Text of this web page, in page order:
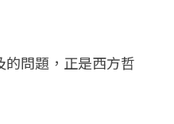
問題，正是西方哲